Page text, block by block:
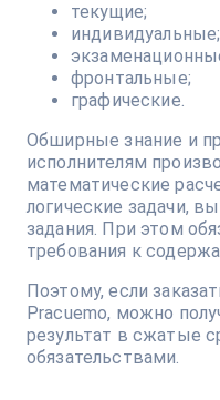
текущие;
индивидуальные;
фронтальные;
графические.
Обширные знание и
исполнителям
математические
логические задачи,
задания. При этом
требования к
Поэтому, если
Pracuemo, можно
результат в сжатые
обязательствами.